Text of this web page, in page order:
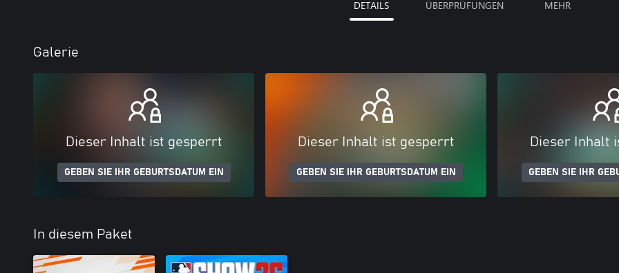
DETAILS ÜBERPRÜFUNGEN MEHR
Galerie
Dieser Inhalt ist gesperrt
GEBEN SIE IHR GEBURTSDATUM EIN
Dieser Inhalt ist gesperrt
GEBEN SIE IHR GEBURTSDATUM EIN
Dieser Inhalt
GEBEN SIE IHR
In diesem Paket